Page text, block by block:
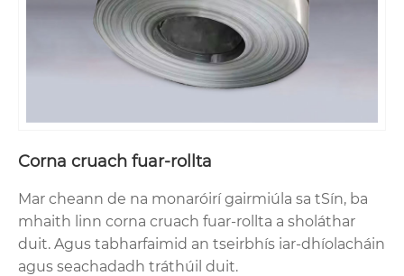
Corna cruach fuar-rollta
Mar cheann de na monaróirí gairmiúla sa tSín, ba
mhaith linn corna cruach fuar-rollta a sholáthar
duit. Agus tabharfaimid an tseirbhís iar-dhíolacháin
agus seachadadh tráthúil duit.